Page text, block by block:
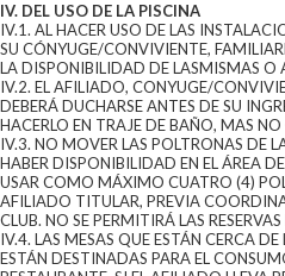
IV. DEL USO DE LA PISCINA
IV.1. AL HACER USO DE LAS
SU CÓNYUGE/CONVIVIENTE,
LA DISPONIBILIDAD DE LASMISMAS O
IV.2. EL AFILIADO, CONYUGE/
DEBERÁ DUCHARSE ANTES DE SU
HACERLO EN TRAJE DE BAÑO, MAS
IV.3. NO MOVER LAS POLTRONAS DE
HABER DISPONIBILIDAD EN EL ÁREA
USAR COMO MÁXIMO CUATRO (4)
AFILIADO TITULAR, PREVIA
CLUB. NO SE PERMITIRÁ LAS
IV.4. LAS MESAS QUE ESTÁN CERCA
ESTÁN DESTINADAS PARA EL